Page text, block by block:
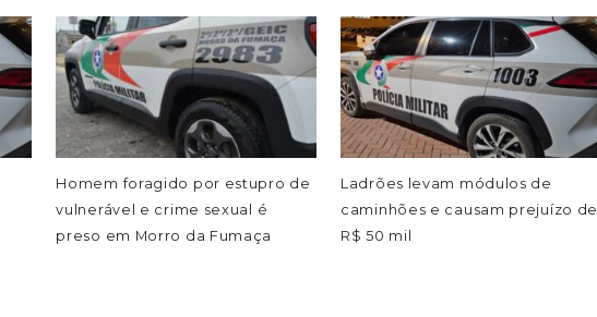
Homem foragido por estupro de
vulnerável e crime sexual é
preso em Morro da Fumaça
Ladrões levam módulos de
caminhões e causam prejuízo de
R$ 50 mil